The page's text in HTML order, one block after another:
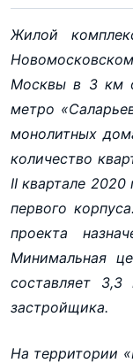
Жилой
Москвы в 3 км
метро
монолитных
количество
II квартале 2020
первого
проекта
Минимальная
составляет
застройщика.
На территории